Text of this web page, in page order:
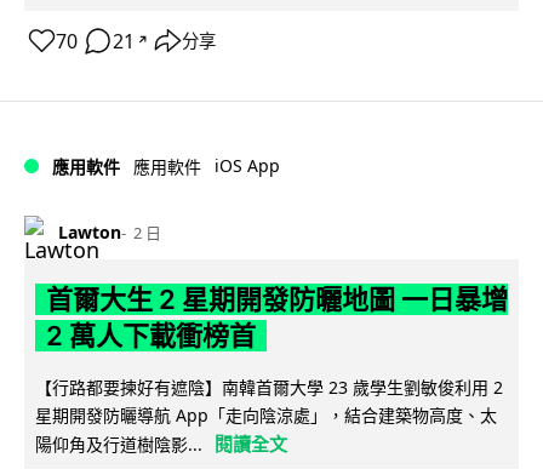
70 21 ↗ 分享
應用軟件 應用軟件 iOS App
Lawton 2 日
首爾大生 2 星期開發防曬地圖 一日暴增
2 萬人下載衝榜首
【行路都要揀好有遮陰】南韓首爾大學 23 歲學生劉敏俊利用 2
星期開發防曬導航 App「走向陰涼處」，結合建築物高度、太
陽仰角及行道樹陰影...
閱讀全文